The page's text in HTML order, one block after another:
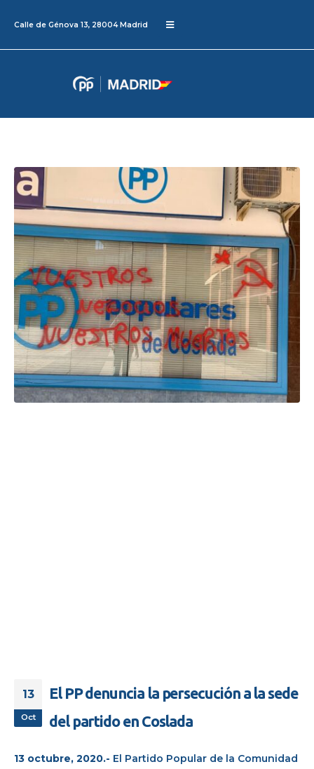
Calle de Génova 13, 28004 Madrid
13
Oct
El PP denuncia la persecución a la sede
del partido en Coslada
13 octubre, 2020.- El Partido Popular de la Comunidad